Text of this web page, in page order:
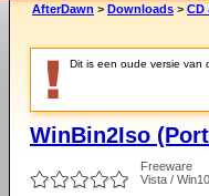
AfterDawn > Downloads > CD
Dit is een oude versie van
WinBin2Iso
Freeware
Vista /